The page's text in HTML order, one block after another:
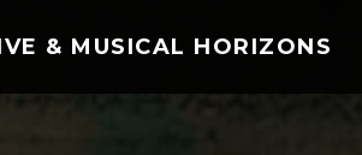
& MUSICAL HORIZONS